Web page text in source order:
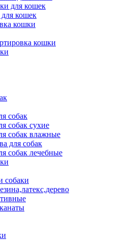
для кошек
кошек
кошки
кошки
собак
собак сухие
собак влажные
для собак
собак лечебные
собаки